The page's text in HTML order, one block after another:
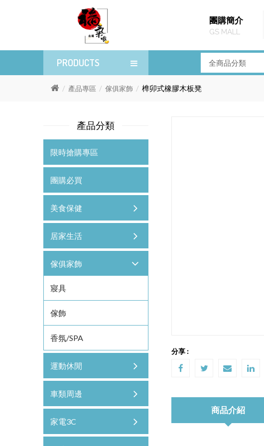
團購簡介
GS MALL
PRODUCTS
產品專區 傢俱家飾 榫卯式橡膠木板凳
分享 :
商品介紹
產品分類
限時搶購專區
團購必買
美食保健
居家生活
傢俱家飾
寢具
傢飾
香氛/SPA
運動休閒
車類周邊
家電3C